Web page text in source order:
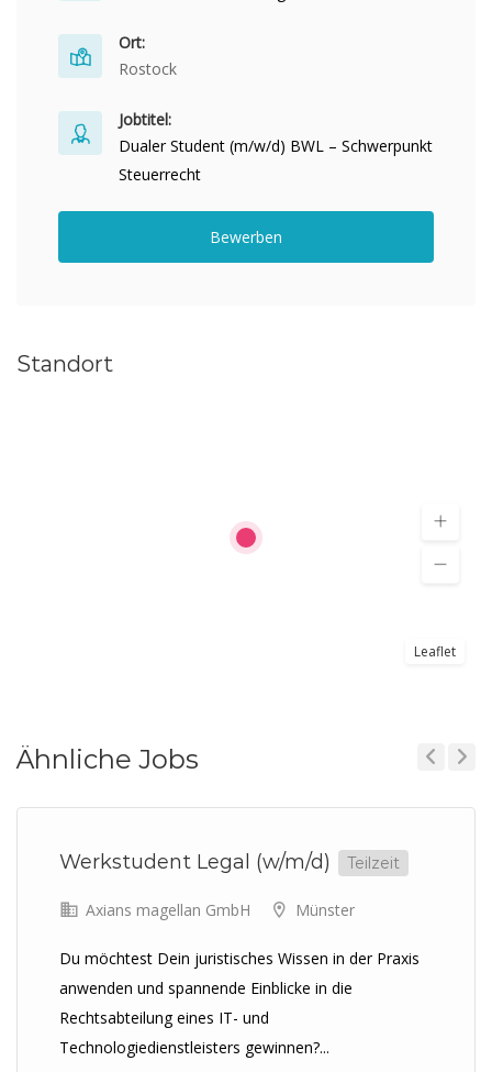
Ort:
Rostock
Jobtitel:
Dualer Student (m/w/d) BWL – Schwerpunkt
Steuerrecht
Bewerben
Standort
Leaflet
Ähnliche Jobs
Werkstudent Legal (w/m/d) Teilzeit
Axians magellan GmbH Münster
Du möchtest Dein juristisches Wissen in der Praxis
anwenden und spannende Einblicke in die
Rechtsabteilung eines IT- und
Technologiedienstleisters gewinnen?...